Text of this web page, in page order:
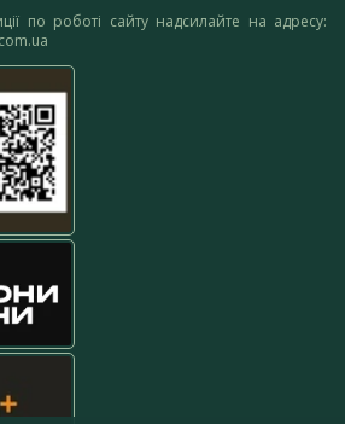
по роботі сайту надсилайте на адресу: